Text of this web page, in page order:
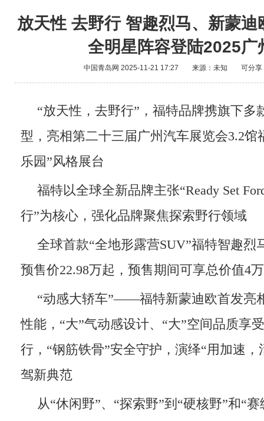
放天性 去野行 智趣烈马、新蒙迪
全明星阵容登陆2025广
中国青岛网 2025-11-21 17:27 来源：未知 可分享
“放天性，去野行”，福特品牌携旗下多
型，亮相第二十三届广州汽车展览会3.2馆
乐园”风格展台
福特以全球全新品牌主张“Ready Set
行”为核心，强化品牌聚焦探索野行领域
全球首款“全地形露营SUV”福特智趣烈
预售价22.98万起，预售期间可享总价值4
“动感大轿车”——福特新蒙迪欧首发亮
性能，“大”气动感设计、“大”空间品质享
行，“钢筋铁骨”安全守护，演绎“用加速
驾新典范
从“休闲野”、“探索野”到“硬核野”和“